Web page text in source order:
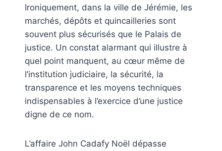
Ironiquement, dans la ville de Jérémie, les
marchés, dépôts et quincailleries sont
souvent plus sécurisés que le Palais de
justice. Un constat alarmant qui illustre à
quel point manquent, au cœur même de
l’institution judiciaire, la sécurité, la
transparence et les moyens techniques
indispensables à l’exercice d’une justice
digne de ce nom.
L’affaire John Cadafy Noël dépasse